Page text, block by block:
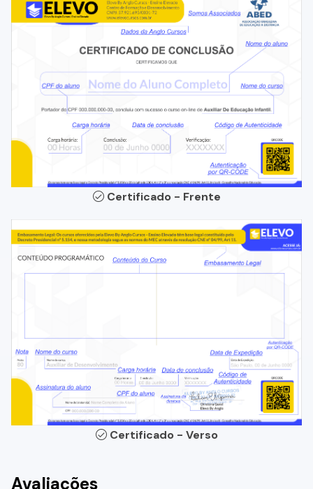
Certificado - Frente
Certificado - Verso
Avaliações